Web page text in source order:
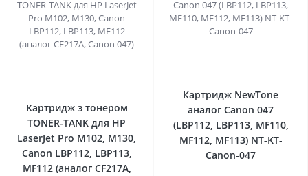
Картридж з тонером
TONER-TANK для HP
LaserJet Pro M102, M130,
Canon LBP112, LBP113,
MF112 (аналог CF217A,
Картридж NewTone
аналог Canon 047
(LBP112, LBP113, MF110,
MF112, MF113) NT-KT-
Canon-047